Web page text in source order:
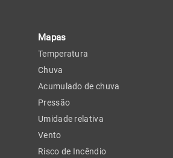
Mapas
Temperatura
Chuva
Acumulado de chuva
Pressão
Umidade relativa
Vento
Risco de Incêndio